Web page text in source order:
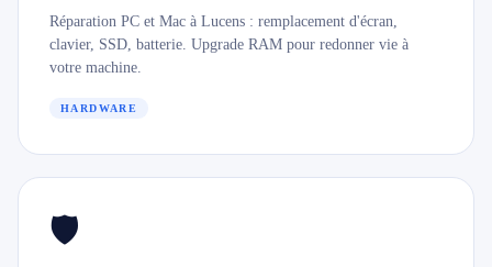
Réparation PC et Mac à Lucens : remplacement d'écran,
clavier, SSD, batterie. Upgrade RAM pour redonner vie à
votre machine.
HARDWARE
🛡️